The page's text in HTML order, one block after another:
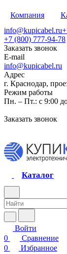
Компания
info@kupicabel.ru
+7 (800) 777-94-78
Заказать звонок
E-mail
info@kupicabel.ru
Адрес
г. Краснодар,
Режим работы
Пн. – Пт.: с 9:00
Заказать звонок
Каталог
Войти
0
Сравнение
0
Избранное